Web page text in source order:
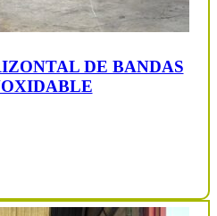
DE BANDAS